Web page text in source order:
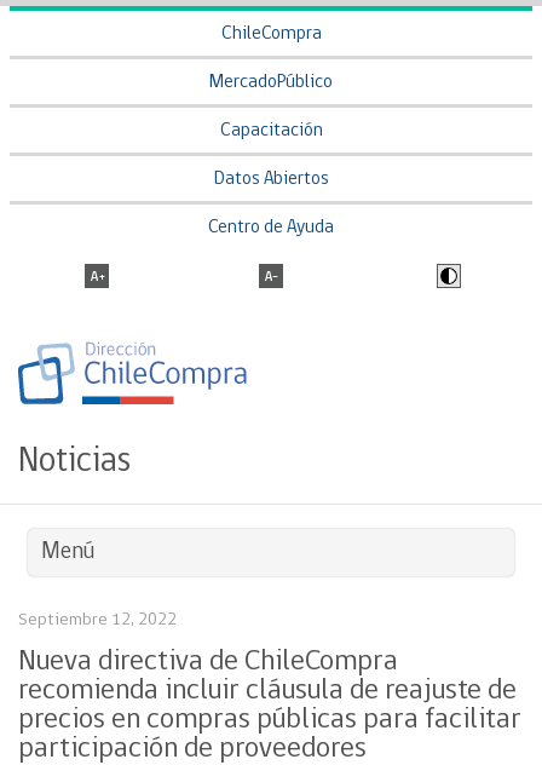
ChileCompra
MercadoPúblico
Capacitación
Datos Abiertos
Centro de Ayuda
Noticias
Menú
Septiembre 12, 2022
Nueva directiva de ChileCompra
recomienda incluir cláusula de reajuste de
precios en compras públicas para facilitar
participación de proveedores